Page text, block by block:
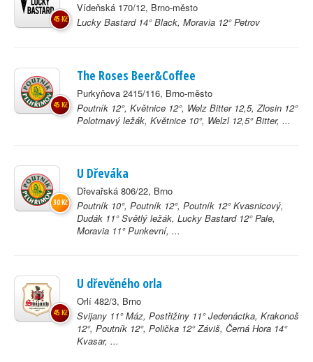
Vídeňská 170/12, Brno-město
Lucky Bastard 14° Black, Moravia 12° Petrov
45 Kč
The Roses Beer&Coffee
Purkyňova 2415/116, Brno-město
Poutník 12°, Květnice 12°, Welz Bitter 12,5, Zlosin 12°
Polotmavý ležák, Květnice 10°, Welzl 12,5° Bitter, ...
45 Kč
U Dřeváka
Dřevařská 806/22, Brno
Poutník 10°, Poutník 12°, Poutník 12° Kvasnicový,
Dudák 11° Světlý ležák, Lucky Bastard 12° Pale,
Moravia 11° Punkevní, ...
30 Kč
U dřevěného orla
Orlí 482/3, Brno
Svijany 11° Máz, Postřižiny 11° Jedenáctka, Krakonoš
12°, Poutník 12°, Polička 12° Záviš, Černá Hora 14°
Kvasar, ...
45 Kč